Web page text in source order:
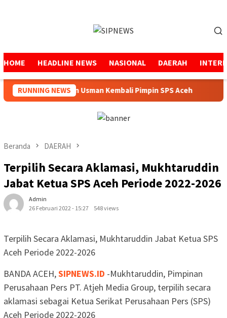
HOME HEADLINE NEWS NASIONAL DAERAH
RUNNING NEWS
Mukhtaruddin Usman Kembali Pimpin SPS Aceh
Beranda DAERAH
Terpilih Secara Aklamasi, Mukhtaruddin
Jabat Ketua SPS Aceh Periode 2022-2026
Admin
26 Februari 2022 - 15:27
548 views
Terpilih Secara Aklamasi, Mukhtaruddin Jabat Ketua SPS
Aceh Periode 2022-2026
BANDA ACEH,SIPNEWS.ID -Mukhtaruddin, Pimpinan
Perusahaan Pers PT. Atjeh Media Group, terpilih secara
aklamasi sebagai Ketua Serikat Perusahaan Pers (SPS)
Aceh Periode 2022-2026